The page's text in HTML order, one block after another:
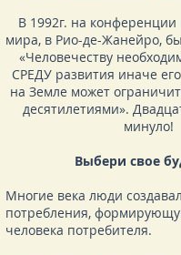
В 1992г. на конференции
мира, в Рио-де-Жанейро,
«Человечеству
СРЕДУ развития иначе
на Земле может
десятилетиями».
минуло!
Выбери свое
Многие века люди
потребления,
человека потребителя.